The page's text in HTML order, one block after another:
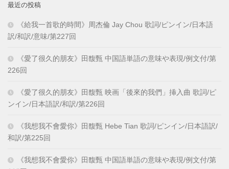
最近の投稿
《給我一首歌的時間》周杰倫 Jay Chou 歌詞/ピンイン/日本語
訳/和訳/意味/第227回
《愛了很久的朋友》田馥甄 中国語単語の意味や表現/例文付/第
226回
《愛了很久的朋友》田馥甄 映画「後來的我們」挿入曲 歌詞/ピ
ンイン/日本語訳/和訳/第226回
《我想我不會愛你》田馥甄 Hebe Tian 歌詞/ピンイン/日本語訳/
和訳/第225回
《我想我不會愛你》田馥甄 中国語単語の意味や表現/例文付/第